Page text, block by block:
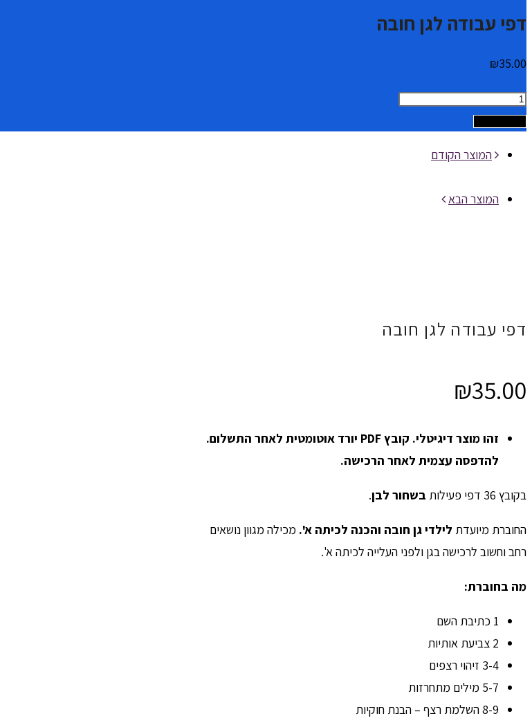
דפי עבודה לגן חובה
₪35.00
כמות
של
המוצר הקודם
המוצר הבא
דפי עבודה לגן חובה
₪35.00
זהו מוצר דיגיטלי. קובץ PDF יורד אוטומטית לאחר התשלום.
להדפסה עצמית לאחר הרכישה.
בקובץ 36 דפי פעילות בשחור לבן.
החוברת מיועדת לילדי גן חובה והכנה לכיתה א'. מכילה מגוון נושאים
רחב וחשוב לרכישה בגן ולפני העלייה לכיתה א'.
מה בחוברת:
1 כתיבת השם
2 צביעת אותיות
3-4 זיהוי רצפים
5-7 מילים מתחרזות
8-9 השלמת רצף – הבנת חוקיות